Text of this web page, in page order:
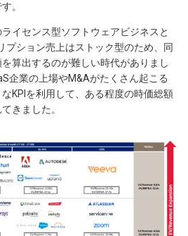
。
イセンス型ソフトウェアビジネスと
プション売上はストック型のため、同
算出するのが難しい時代がありまし
企業の上場やM&Aがたくさん起こる
KPIを利用して、ある程度の時価総額
きました。